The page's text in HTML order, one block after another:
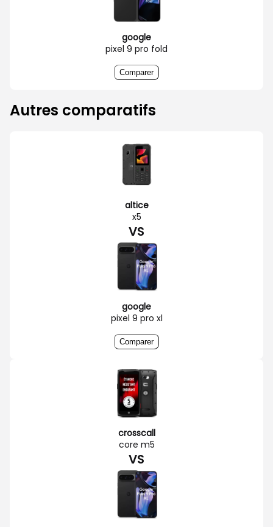
google
pixel 9 pro fold
Comparer
Autres comparatifs
altice
x5
VS
google
pixel 9 pro xl
Comparer
crosscall
core m5
VS